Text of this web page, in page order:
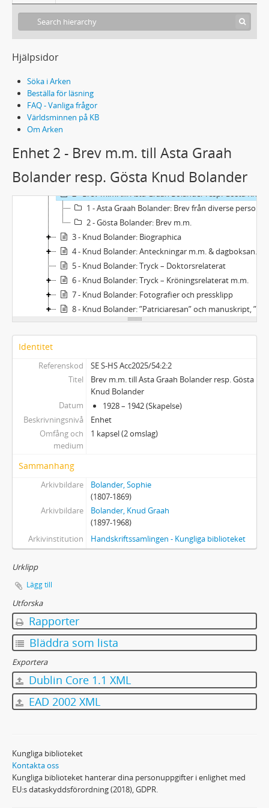
Hjälpsidor
Söka i Arken
Beställa för läsning
FAQ - Vanliga frågor
Världsminnen på KB
Om Arken
Enhet 2 - Brev m.m. till Asta Graah
Bolander resp. Gösta Knud Bolander
1 - Sophie Bolander
1 - Brev från/till Knud Bolander
2 - Brev m.m. till Asta Graah Bolander resp. Gösta Knud Bolander
1 - Asta Graah Bolander: Brev från diverse personer
2 - Gösta Bolander: Brev m.m.
3 - Knud Bolander: Biographica
4 - Knud Bolander: Anteckningar m.m. & dagboksanteckningar
5 - Knud Bolander: Tryck – Doktorsrelaterat
6 - Knud Bolander: Tryck – Kröningsrelaterat m.m.
7 - Knud Bolander: Fotografier och pressklipp
8 - Knud Bolander: ”Patriciaresan” och manuskript, ”Till Vera”
Identitet
Referenskod
SE S-HS Acc2025/54:2:2
Titel
Brev m.m. till Asta Graah Bolander resp. Gösta
Knud Bolander
Datum
1928 – 1942 (Skapelse)
Beskrivningsnivå
Enhet
Omfång och
medium
1 kapsel (2 omslag)
Sammanhang
Arkivbildare
Bolander, Sophie
(1807-1869)
Arkivbildare
Bolander, Knud Graah
(1897-1968)
Arkivinstitution
Handskriftssamlingen - Kungliga biblioteket
Urklipp
Lägg till
Utforska
Rapporter
Bläddra som lista
Exportera
Dublin Core 1.1 XML
EAD 2002 XML
Kungliga biblioteket
Kontakta oss
Kungliga biblioteket hanterar dina personuppgifter i enlighet med
EU:s dataskyddsförordning (2018), GDPR.